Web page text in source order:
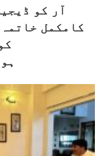
آر کو
کامکمل